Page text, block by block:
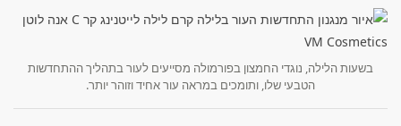
בשעות הלילה, נוגדי החמצון בפורמולה מסייעים לעור בתהליך ההתחדשות
הטבעי שלו, ותומכים במראה עור אחיד וזוהר יותר.